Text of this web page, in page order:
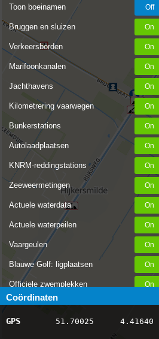
Toon boeinamen
Bruggen en sluizen
Verkeersborden
Marifoonkanalen
Jachthavens
Kilometrering vaarwegen
Bunkerstations
Autolaadplaatsen
KNRM-reddingstations
Zeeweermetingen
Actuele waterdata
Actuele waterpeilen
Vaargeulen
Blauwe Golf: ligplaatsen
Officiele zwemplekken
Stremmingen/hinder
AIS scheepsposities
Coördinaten
GPS 51.70025 4.41640